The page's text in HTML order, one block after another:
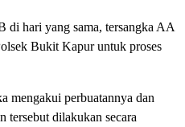
di hari yang sama, tersangka AA
Bukit Kapur untuk proses
mengakui perbuatannya dan
tersebut dilakukan secara